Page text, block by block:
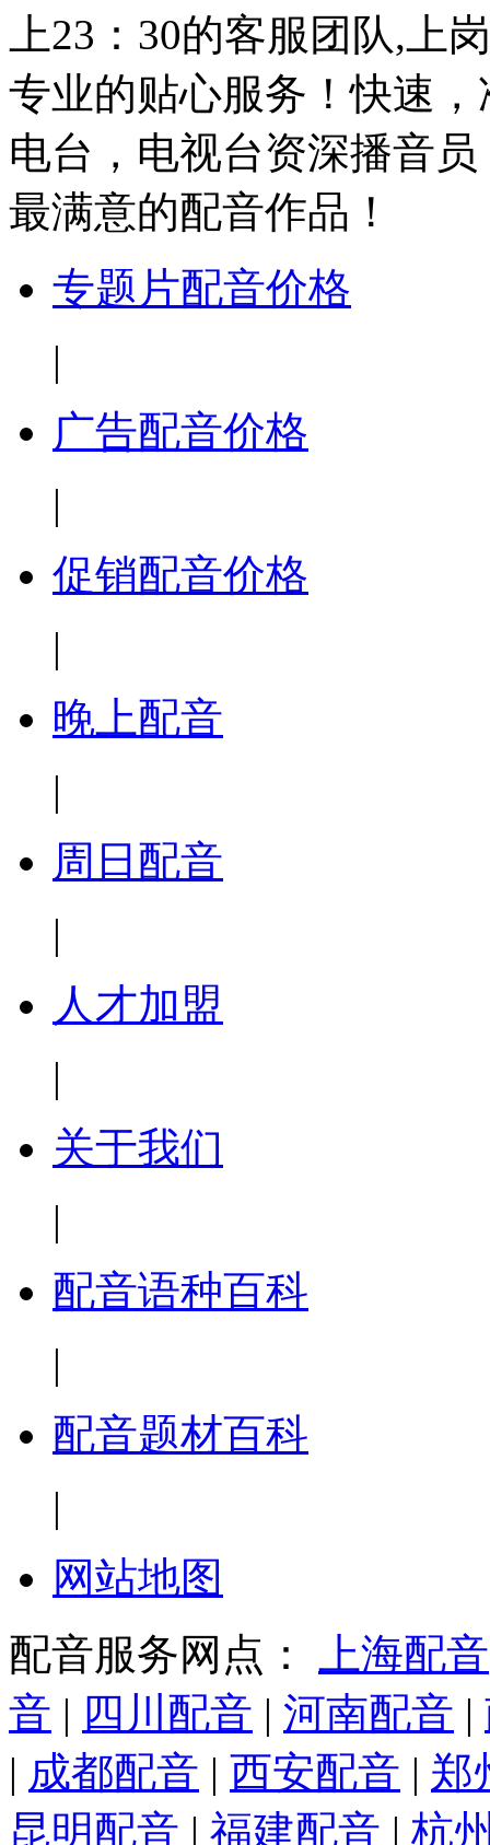
上23：30的客服团队,上
专业的贴心服务！快速
电台，电视台资深播音
最满意的配音作品！
专题片配音价格
|
广告配音价格
|
促销配音价格
|
晚上配音
|
周日配音
|
人才加盟
|
关于我们
|
配音语种百科
|
配音题材百科
|
网站地图
配音服务网点：
上海配音
音 | 四川配音 | 河南配音 |
| 成都配音 | 西安配音 | 郑
昆明配音 | 福建配音 | 杭